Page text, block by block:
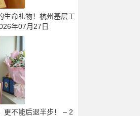
生命礼物！杭州基层工
年07月27日
更不能后退半步！ – 2